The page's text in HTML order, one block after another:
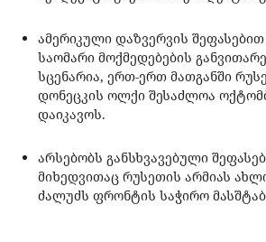
ამერიკული დაზვერვის
საომარი მოქმედებების
სცენარია, ერთ-ერთ მათგანში
დონეცკის ოლქი შესაძლოა
დაიკავოს.
არსებობს განსხვავებული
მიხედვითაც რუსეთის არმიას
ძალუძს ფრონტის საჭირო